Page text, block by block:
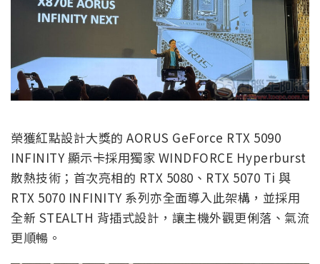
榮獲紅點設計大獎的 AORUS GeForce RTX 5090
INFINITY 顯示卡採用獨家 WINDFORCE Hyperburst
散熱技術；首次亮相的 RTX 5080、RTX 5070 Ti 與
RTX 5070 INFINITY 系列亦全面導入此架構，並採用
全新 STEALTH 背插式設計，讓主機外觀更俐落、氣流
更順暢。